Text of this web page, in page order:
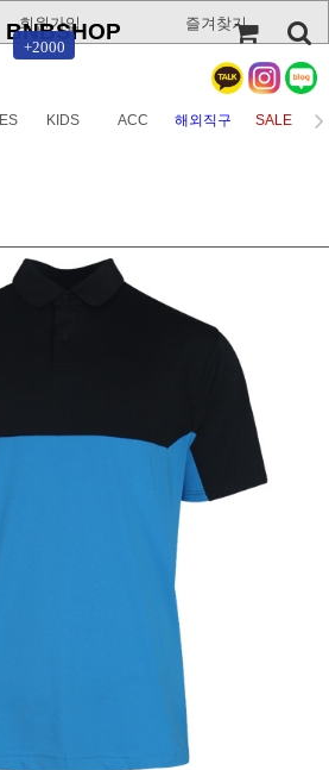
+2000
회원가입 즐겨찾기
BNBSHOP
KIDS ACC 해외직구 SALE